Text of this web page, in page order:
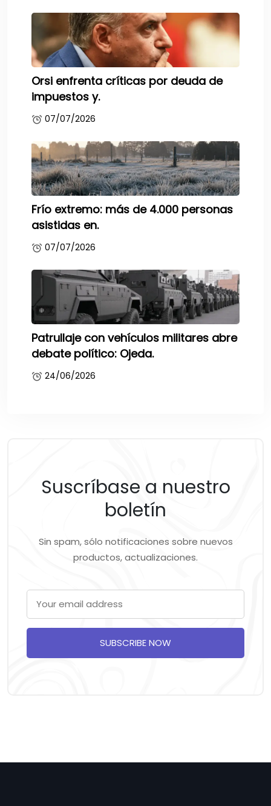
Orsi enfrenta críticas por deuda de
impuestos y.
07/07/2026
Frío extremo: más de 4.000 personas
asistidas en.
07/07/2026
Patrullaje con vehículos militares abre
debate político: Ojeda.
24/06/2026
Suscríbase a nuestro
boletín
Sin spam, sólo notificaciones sobre nuevos
productos, actualizaciones.
SUBSCRIBE NOW